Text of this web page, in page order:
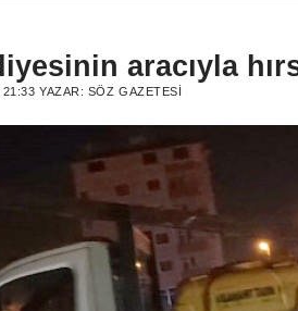
aracıyla
21:33 YAZAR: SÖZ GAZETESI